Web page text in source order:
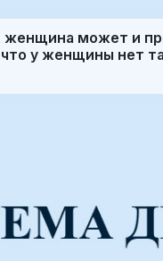
женщина может и
у женщины нет